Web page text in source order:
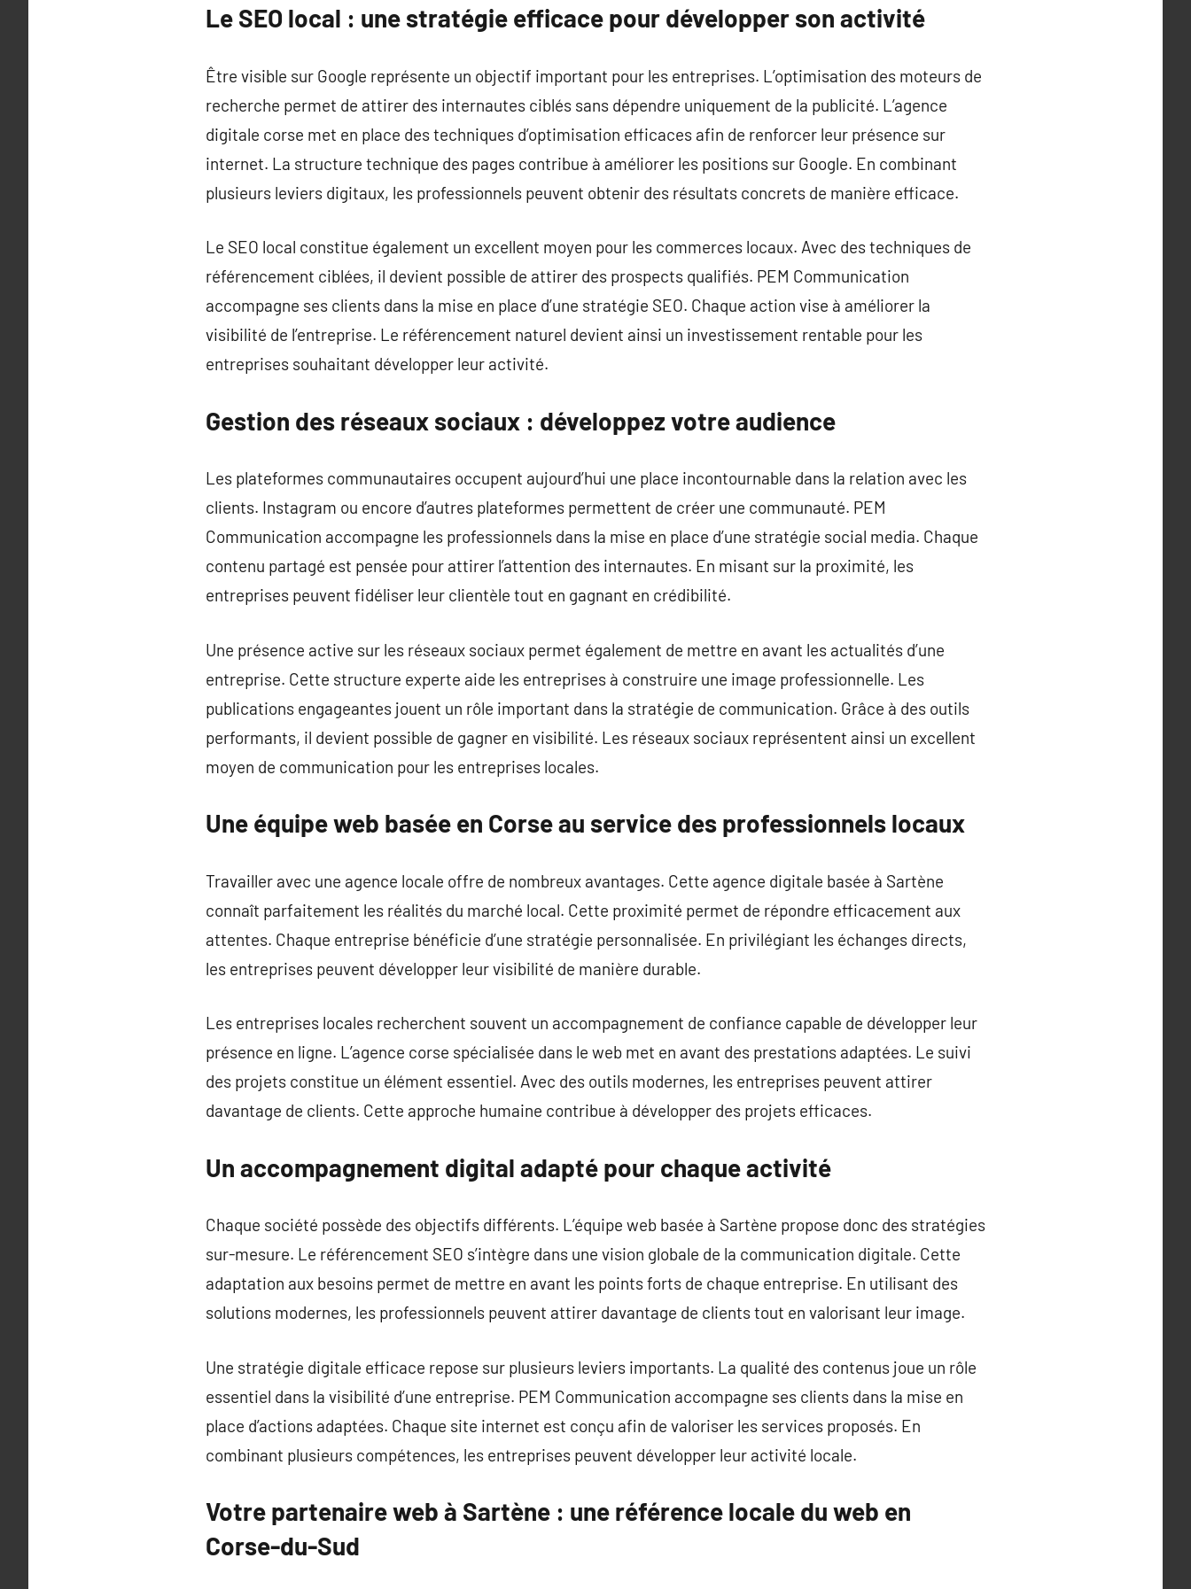
Le SEO local : une stratégie efficace pour développer son activité
Être visible sur Google représente un objectif important pour les entreprises. L’optimisation des moteurs de
recherche permet de attirer des internautes ciblés sans dépendre uniquement de la publicité. L’agence
digitale corse met en place des techniques d’optimisation efficaces afin de renforcer leur présence sur
internet. La structure technique des pages contribue à améliorer les positions sur Google. En combinant
plusieurs leviers digitaux, les professionnels peuvent obtenir des résultats concrets de manière efficace.
Le SEO local constitue également un excellent moyen pour les commerces locaux. Avec des techniques de
référencement ciblées, il devient possible de attirer des prospects qualifiés. PEM Communication
accompagne ses clients dans la mise en place d’une stratégie SEO. Chaque action vise à améliorer la
visibilité de l’entreprise. Le référencement naturel devient ainsi un investissement rentable pour les
entreprises souhaitant développer leur activité.
Gestion des réseaux sociaux : développez votre audience
Les plateformes communautaires occupent aujourd’hui une place incontournable dans la relation avec les
clients. Instagram ou encore d’autres plateformes permettent de créer une communauté. PEM
Communication accompagne les professionnels dans la mise en place d’une stratégie social media. Chaque
contenu partagé est pensée pour attirer l’attention des internautes. En misant sur la proximité, les
entreprises peuvent fidéliser leur clientèle tout en gagnant en crédibilité.
Une présence active sur les réseaux sociaux permet également de mettre en avant les actualités d’une
entreprise. Cette structure experte aide les entreprises à construire une image professionnelle. Les
publications engageantes jouent un rôle important dans la stratégie de communication. Grâce à des outils
performants, il devient possible de gagner en visibilité. Les réseaux sociaux représentent ainsi un excellent
moyen de communication pour les entreprises locales.
Une équipe web basée en Corse au service des professionnels locaux
Travailler avec une agence locale offre de nombreux avantages. Cette agence digitale basée à Sartène
connaît parfaitement les réalités du marché local. Cette proximité permet de répondre efficacement aux
attentes. Chaque entreprise bénéficie d’une stratégie personnalisée. En privilégiant les échanges directs,
les entreprises peuvent développer leur visibilité de manière durable.
Les entreprises locales recherchent souvent un accompagnement de confiance capable de développer leur
présence en ligne. L’agence corse spécialisée dans le web met en avant des prestations adaptées. Le suivi
des projets constitue un élément essentiel. Avec des outils modernes, les entreprises peuvent attirer
davantage de clients. Cette approche humaine contribue à développer des projets efficaces.
Un accompagnement digital adapté pour chaque activité
Chaque société possède des objectifs différents. L’équipe web basée à Sartène propose donc des stratégies
sur-mesure. Le référencement SEO s’intègre dans une vision globale de la communication digitale. Cette
adaptation aux besoins permet de mettre en avant les points forts de chaque entreprise. En utilisant des
solutions modernes, les professionnels peuvent attirer davantage de clients tout en valorisant leur image.
Une stratégie digitale efficace repose sur plusieurs leviers importants. La qualité des contenus joue un rôle
essentiel dans la visibilité d’une entreprise. PEM Communication accompagne ses clients dans la mise en
place d’actions adaptées. Chaque site internet est conçu afin de valoriser les services proposés. En
combinant plusieurs compétences, les entreprises peuvent développer leur activité locale.
Votre partenaire web à Sartène : une référence locale du web en
Corse-du-Sud